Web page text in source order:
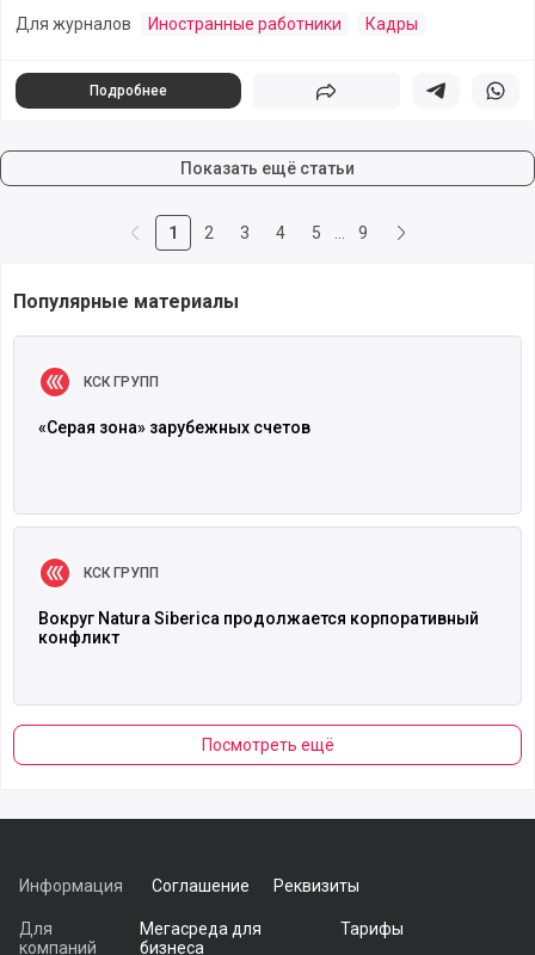
Для журналов Иностранные работники Кадры
Подробнее Поделиться Поделиться в
Показать ещё статьи
1 2 3 4 5 9
Популярные материалы
КСК ГРУПП
«Серая зона» зарубежных счетов
КСК ГРУПП
Вокруг Natura Siberica продолжается корпоративный
конфликт
Посмотреть ещё
Информация Соглашение Реквизиты
Для
компаний
Мегасреда для
бизнеса
Тарифы